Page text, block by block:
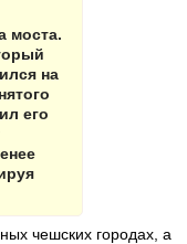
моста.
на
его
чешских городах, а